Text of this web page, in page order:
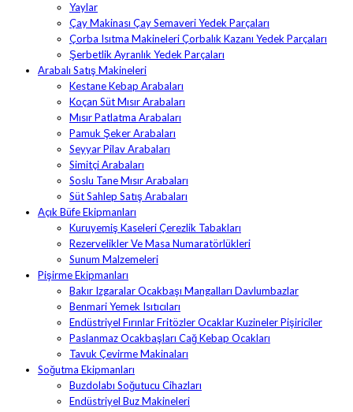
Yaylar
Çay Makinası Çay Semaveri Yedek Parçaları
Çorba Isıtma Makineleri Çorbalık Kazanı Yedek Parçaları
Şerbetlik Ayranlık Yedek Parçaları
Arabalı Satış Makineleri
Kestane Kebap Arabaları
Koçan Süt Mısır Arabaları
Mısır Patlatma Arabaları
Pamuk Şeker Arabaları
Seyyar Pilav Arabaları
Simitçi Arabaları
Soslu Tane Mısır Arabaları
Süt Sahlep Satış Arabaları
Açık Büfe Ekipmanları
Kuruyemiş Kaseleri Çerezlik Tabakları
Rezervelikler Ve Masa Numaratörlükleri
Sunum Malzemeleri
Pişirme Ekipmanları
Bakır Izgaralar Ocakbaşı Mangalları Davlumbazlar
Benmari Yemek Isıtıcıları
Endüstriyel Fırınlar Fritözler Ocaklar Kuzineler Pişiriciler
Paslanmaz Ocakbaşları Cağ Kebap Ocakları
Tavuk Çevirme Makinaları
Soğutma Ekipmanları
Buzdolabı Soğutucu Cihazları
Endüstriyel Buz Makineleri